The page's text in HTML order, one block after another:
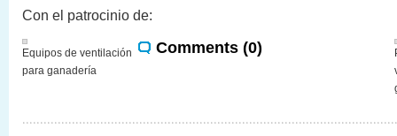
Con el patrocinio de:
Equipos de ventilación
para ganadería
Comments (0)